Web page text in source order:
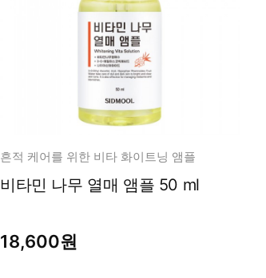
흔적 케어를 위한 비타 화이트닝 앰플
비타민 나무 열매 앰플 50 ml
18,600원